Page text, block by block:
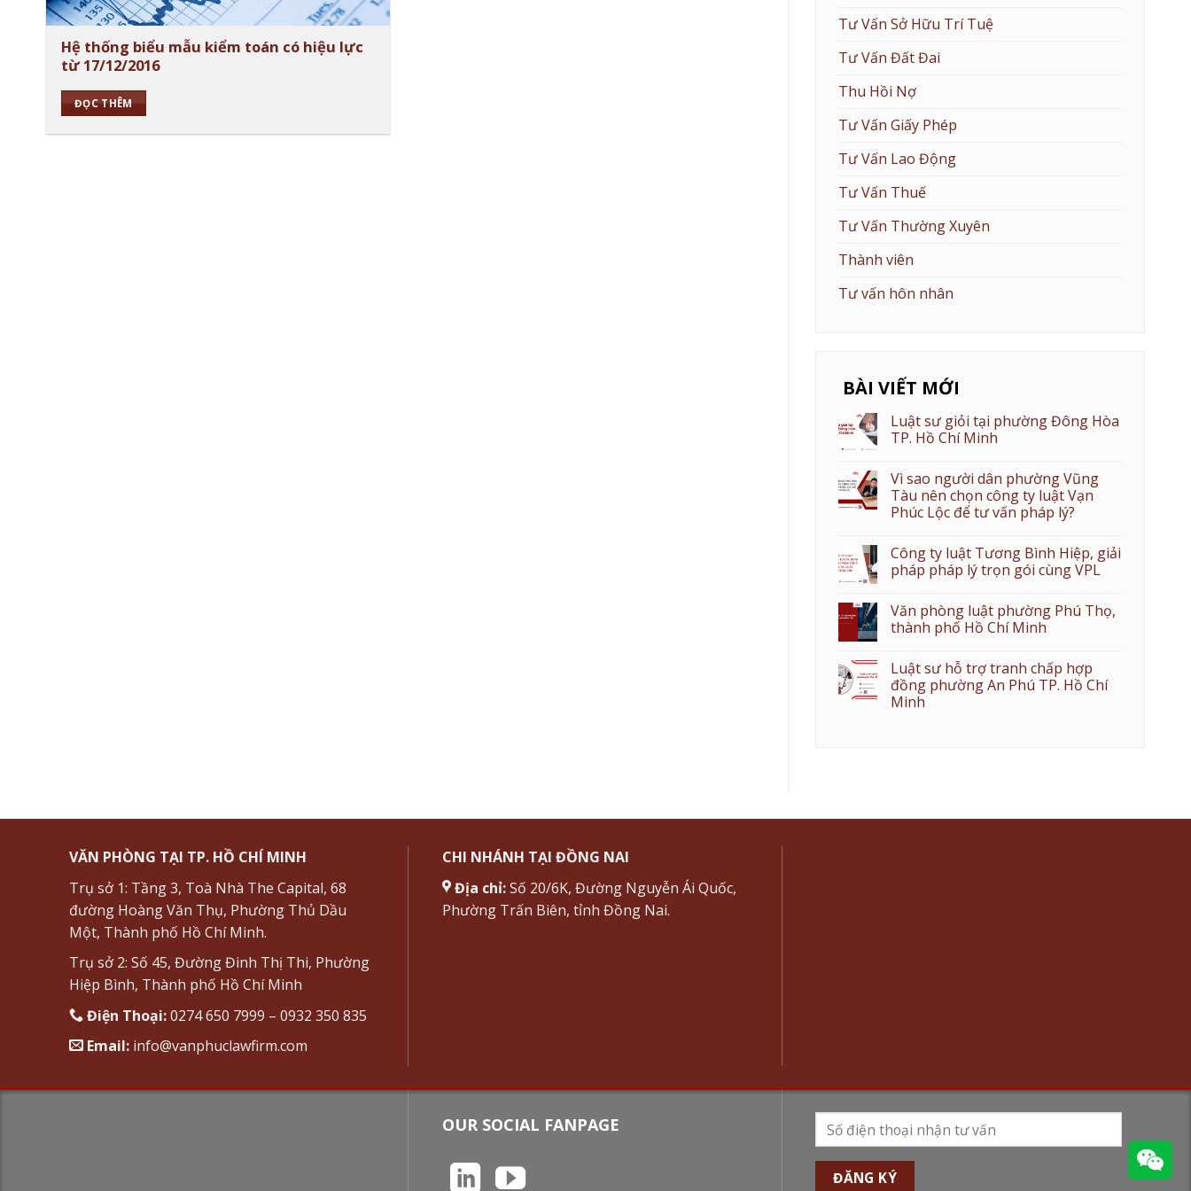
Hệ thống biểu mẫu kiểm toán có hiệu lực
từ 17/12/2016
ĐỌC THÊM
Tư Vấn Sở Hữu Trí Tuệ
Tư Vấn Đất Đai
Thu Hồi Nợ
Tư Vấn Giấy Phép
Tư Vấn Lao Động
Tư Vấn Thuế
Tư Vấn Thường Xuyên
Thành viên
Tư vấn hôn nhân
BÀI VIẾT MỚI
Luật sư giỏi tại phường Đông Hòa
TP. Hồ Chí Minh
Vì sao người dân phường Vũng
Tàu nên chọn công ty luật Vạn
Phúc Lộc để tư vấn pháp lý?
Công ty luật Tương Bình Hiệp, giải
pháp pháp lý trọn gói cùng VPL
Văn phòng luật phường Phú Thọ,
thành phố Hồ Chí Minh
Luật sư hỗ trợ tranh chấp hợp
đồng phường An Phú TP. Hồ Chí
Minh
VĂN PHÒNG TẠI TP. HỒ CHÍ MINH
Trụ sở 1: Tầng 3, Toà Nhà The Capital, 68
đường Hoàng Văn Thụ, Phường Thủ Dầu
Một, Thành phố Hồ Chí Minh.
Trụ sở 2: Số 45, Đường Đinh Thị Thi, Phường
Hiệp Bình, Thành phố Hồ Chí Minh
Điện Thoại:0274 650 7999 – 0932 350 835
Email: info@vanphuclawfirm.com
CHI NHÁNH TẠI ĐỒNG NAI
Địa chỉ:Số 20/6K, Đường Nguyễn Ái Quốc,
Phường Trấn Biên, tỉnh Đồng Nai.
OUR SOCIAL FANPAGE